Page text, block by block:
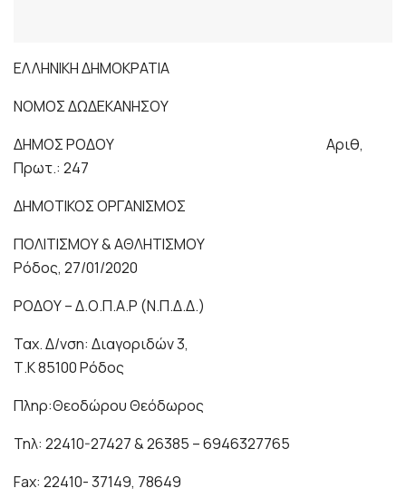
ΕΛΛΗΝΙΚΗ ΔΗΜΟΚΡΑΤΙΑ
ΝΟΜΟΣ ΔΩΔΕΚΑΝΗΣΟΥ
ΔΗΜΟΣ ΡΟΔΟΥ Αριθ,
Πρωτ.: 247
ΔΗΜΟΤΙΚΟΣ ΟΡΓΑΝΙΣΜΟΣ
ΠΟΛΙΤΙΣΜΟΥ & ΑΘΛΗΤΙΣΜΟΥ
Ρόδος, 27/01/2020
ΡΟΔΟΥ – Δ.Ο.Π.Α.Ρ (Ν.Π.Δ.Δ.)
Ταχ. Δ/νση: Διαγοριδών 3,
Τ.Κ 85100 Ρόδος
Πληρ:Θεοδώρου Θεόδωρος
Τηλ: 22410-27427 & 26385 – 6946327765
Fax: 22410- 37149, 78649